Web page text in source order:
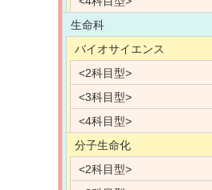
生命科
バイオサイエンス
<2科目型>
<3科目型>
<4科目型>
分子生命化
<2科目型>